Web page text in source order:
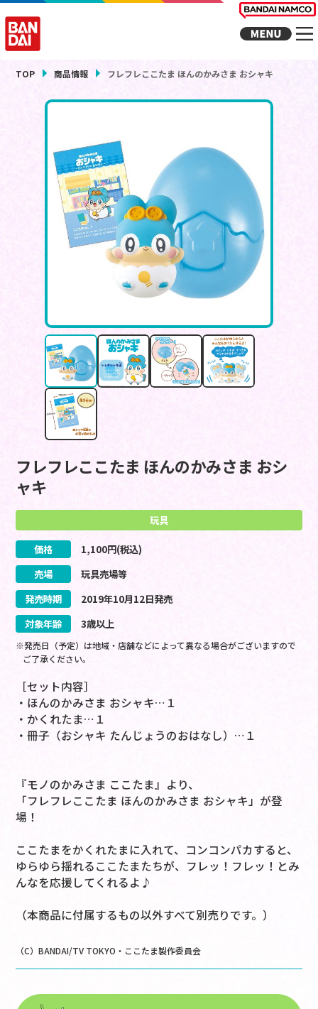
TOP 商品情報 フレフレここたま ほんのかみさま おシャキ
フレフレここたま ほんのかみさま おシ
ャキ
玩具
価格 1,100円(税込)
売場
玩具売場等
発売時期
2019年10月12日発売
対象年齢
3歳以上
※発売日（予定）は地域・店舗などによって異なる場合がございますので
ご了承ください。
［セット内容］
・ほんのかみさま おシャキ…１
・かくれたま…１
・冊子（おシャキ たんじょうのおはなし）…１
『モノのかみさま ここたま』より、
「フレフレここたま ほんのかみさま おシャキ」が登
場！
ここたまをかくれたまに入れて、コンコンパカすると、
ゆらゆら揺れるここたまたちが、フレッ！フレッ！とみ
んなを応援してくれるよ♪
（本商品に付属するもの以外すべて別売りです。）
（C）BANDAI/TV TOKYO・ここたま製作委員会